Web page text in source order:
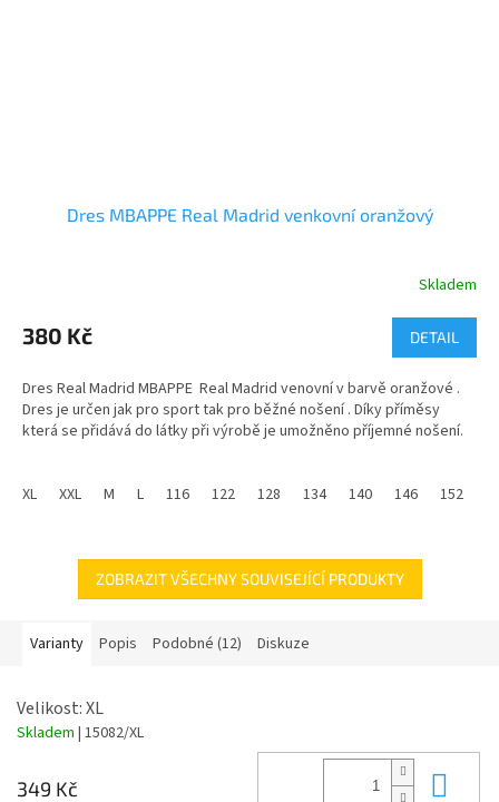
Dres MBAPPE Real Madrid venkovní oranžový
produktu
je
z
5
hvězdiček.
Skladem
380 Kč DETAIL
Dres Real Madrid MBAPPE Real Madrid venovní v barvě oranžové .
Dres je určen jak pro sport tak pro běžné nošení . Díky příměsy
která se přidává do látky při výrobě je umožněno příjemné nošení.
XL XXL M L 116 122 128 134 140 146 152
ZOBRAZIT VŠECHNY SOUVISEJÍCÍ PRODUKTY
Varianty Popis Podobné (12) Diskuze
Velikost: XL
Skladem | 15082/XL
349 Kč